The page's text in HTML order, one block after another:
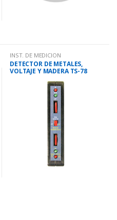
INST. DE MEDICION
DETECTOR DE METALES,
VOLTAJE Y MADERA TS-78